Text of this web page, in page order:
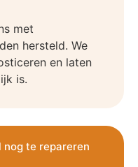
met
hersteld. We
en laten
is.
nog te repareren